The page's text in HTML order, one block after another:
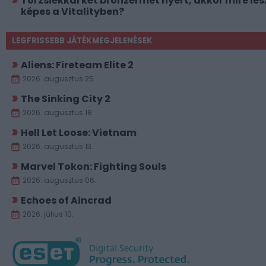
képes a Vitalityben?
LEGFRISSEBB JÁTÉKMEGJELENÉSEK
Aliens: Fireteam Elite 2
2026. augusztus 25.
The Sinking City 2
2026. augusztus 18.
Hell Let Loose: Vietnam
2026. augusztus 13.
Marvel Tokon: Fighting Souls
2026. augusztus 06.
Echoes of Aincrad
2026. július 10.